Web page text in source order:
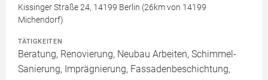
Kissinger Straße 24, 14199 Berlin (26km von 14199
Michendorf)
TÄTIGKEITEN
Beratung, Renovierung, Neubau Arbeiten, Schimmel-
Sanierung, Imprägnierung, Fassadenbeschichtung,